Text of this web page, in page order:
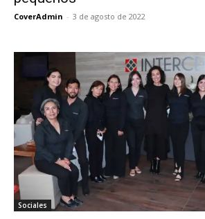
CoverAdmin - 3 de agosto de 2022
Sociales